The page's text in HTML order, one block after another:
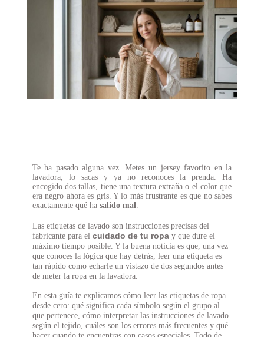
Te ha pasado alguna vez. Metes un jersey favorito en la
lavadora, lo sacas y ya no reconoces la prenda. Ha
encogido dos tallas, tiene una textura extraña o el color que
era negro ahora es gris. Y lo más frustrante es que no sabes
exactamente qué ha salido mal
Las etiquetas de lavado son instrucciones precisas del
fabricante para el cuidado de tu ropay que dure el
máximo tiempo posible. Y la buena noticia es que, una vez
que conoces la lógica que hay detrás, leer una etiqueta es
tan rápido como echarle un vistazo de dos segundos antes
de meter la ropa en la lavadora.
En esta guía te explicamos cómo leer las etiquetas de ropa
desde cero: qué significa cada símbolo según el grupo al
que pertenece, cómo interpretar las instrucciones de lavado
según el tejido, cuáles son los errores más frecuentes y qué